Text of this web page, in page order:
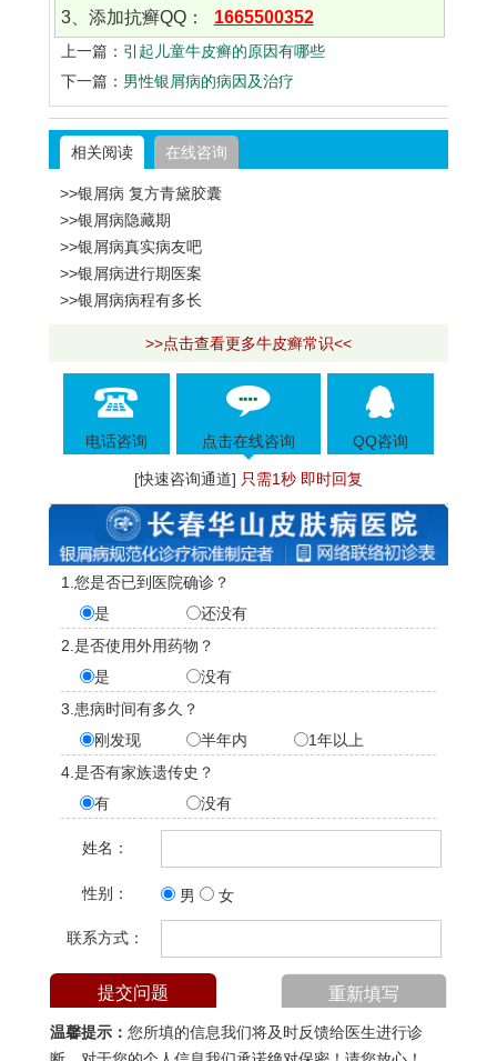
3、添加抗癣QQ：
1665500352
上一篇： 引起儿童牛皮癣的原因有哪些
下一篇： 男性银屑病的病因及治疗
相关阅读 在线咨询
>>银屑病 复方青黛胶囊
>>银屑病隐藏期
>>银屑病真实病友吧
>>银屑病进行期医案
>>银屑病病程有多长
>>点击查看更多牛皮癣常识<<
电话咨询 点击在线咨询 QQ咨询
[快速咨询通道] 只需1秒 即时回复
1.您是否已到医院确诊？
是
还没有
2.是否使用外用药物？
是
没有
3.患病时间有多久？
刚发现
半年内
1年以上
4.是否有家族遗传史？
有
没有
姓名：
性别： 男 女
联系方式：
温馨提示： 您所填的信息我们将及时反馈给医生进行诊